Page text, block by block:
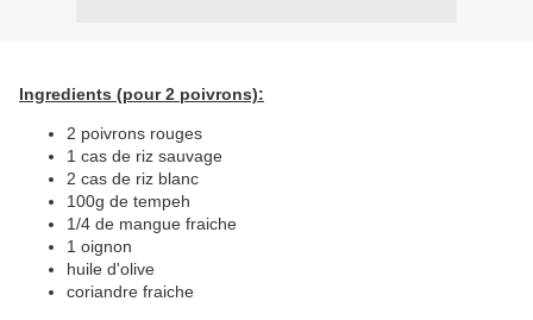
Ingredients (pour 2 poivrons):
2 poivrons rouges
1 cas de riz sauvage
2 cas de riz blanc
100g de tempeh
1/4 de mangue fraiche
1 oignon
huile d'olive
coriandre fraiche